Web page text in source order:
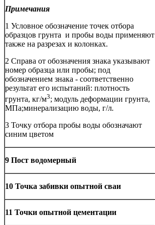
Примечания
1 Условное обозначение точек отбора
образцов грунта и пробы воды применяют
также на разрезах и колонках.
2 Справа от обозначения знака указывают
номер образца или пробы; под
обозначением знака - соответственно
результат его испытаний: плотность
грунта, кг/м3; модуль деформации грунта,
МПа;минерализацию воды, г/л.
3 Точку отбора пробы воды обозначают
синим цветом
9 Пост водомерный
10 Точка забивки опытной сваи
11 Точки опытной цементации